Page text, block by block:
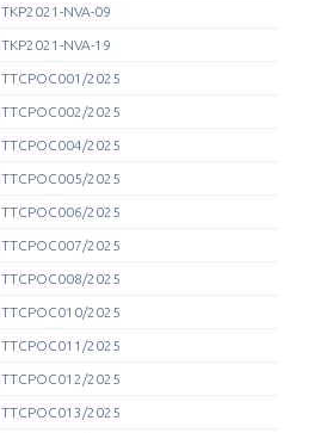
TKP2021-NVA-09
TKP2021-NVA-19
TTCPOC001/2025
TTCPOC002/2025
TTCPOC004/2025
TTCPOC005/2025
TTCPOC006/2025
TTCPOC007/2025
TTCPOC008/2025
TTCPOC010/2025
TTCPOC011/2025
TTCPOC012/2025
TTCPOC013/2025